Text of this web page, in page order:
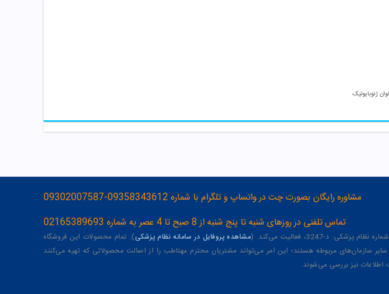
ژنوبایوتیک
مشاوره رایگان بصورت چت در واتساپ و تلگرام با شماره 09358343612-09302007587
تماس تلفنی در روزهای شنبه تا پنج شنبه از 8 صبح تا 4 عصر به شماره 02165389693
د-3247، فعالیت می‌کند. ( مشاهده پروفایل در سامانه نظام پزشکی). تمام محصولات این فروشگاه
سازمان‌های مربوطه هستند؛ این امر می‌تواند مشتریان محترم مهتاطب را از اصالت محصولاتی که تهیه می‌کنند
نیز بررسی می‌شوند.